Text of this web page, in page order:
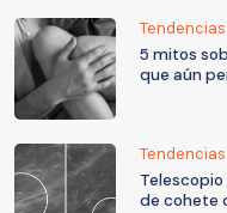
Tendencias
5 mitos
que aún
Tendencias
de cohete